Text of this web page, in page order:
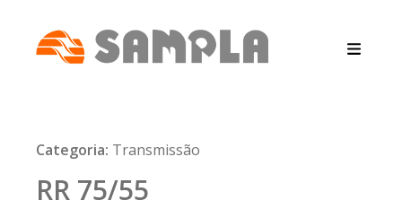
Categoria: Transmissão
RR 75/55